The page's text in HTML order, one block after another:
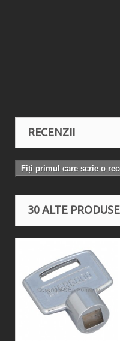
RECENZII
Fiți primul care scrie o
30 ALTE